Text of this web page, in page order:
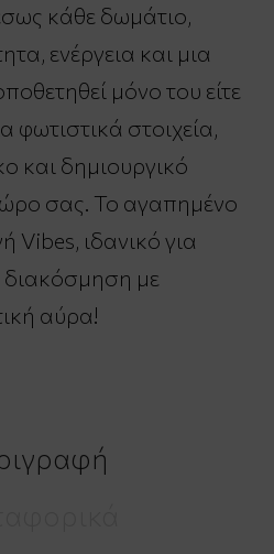
κάθε δωμάτιο,
ενέργεια και μια
μόνο του είτε
φωτιστικά στοιχεία,
και δημιουργικό
σας. Το αγαπημένο
Vibes, ιδανικό για
με
αύρα!